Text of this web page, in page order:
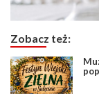
Zobacz też: